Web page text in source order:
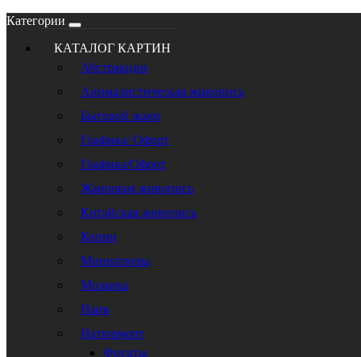
Категории
КАТАЛОГ КАРТИН
Абстракции
Анималистическая живопись
Бытовой жанр
Графика/ Офорт
Графика/Офорт
Жанровая живопись
Китайская живопись
Копии
Миниатюры
Мозаика
Наив
Натюрморт
Фрукты